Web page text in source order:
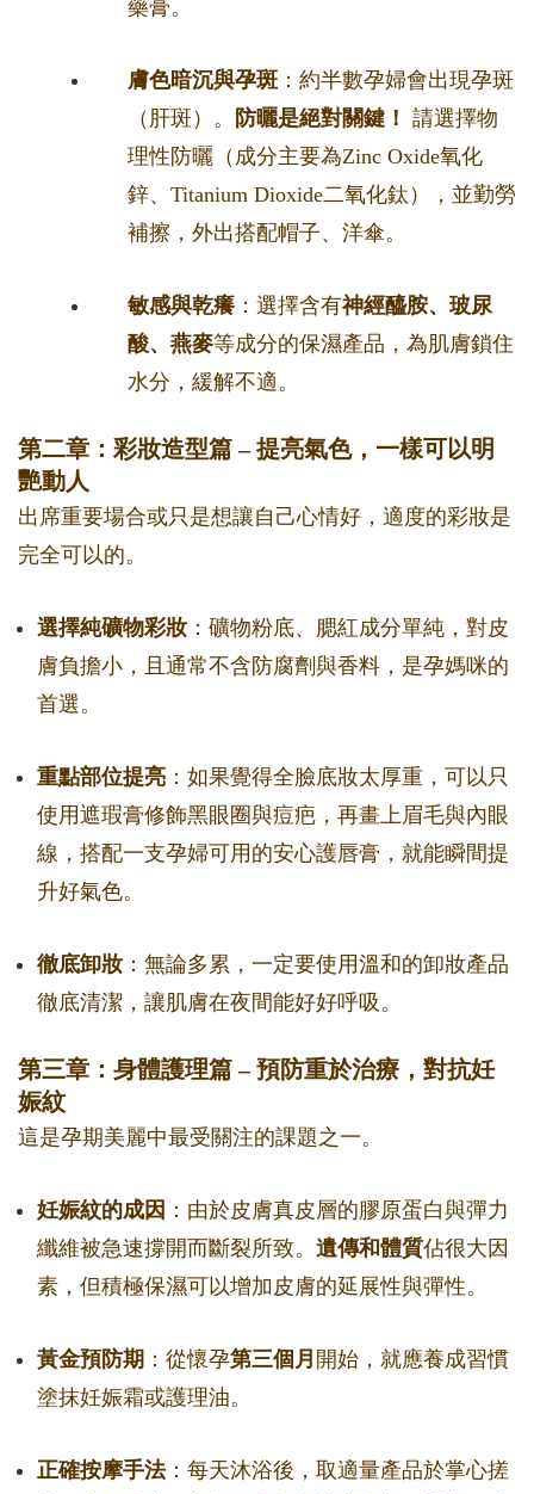
藥膏。
膚色暗沉與孕斑 ：約半數孕婦會出現孕斑
（肝斑）。
防曬是絕對關鍵！ 請選擇物
理性防曬（成分主要為Zinc Oxide氧化
鋅、Titanium Dioxide二氧化鈦），並勤勞
補擦，外出搭配帽子、洋傘。
敏感與乾癢 ：選擇含有神經醯胺、玻尿
酸、燕麥等成分的保濕產品，為肌膚鎖住
水分，緩解不適。
第二章：彩妝造型篇 – 提亮氣色，一樣可以明
艷動人
出席重要場合或只是想讓自己心情好，適度的彩妝是
完全可以的。
選擇純礦物彩妝 ：礦物粉底、腮紅成分單純，對皮
膚負擔小，且通常不含防腐劑與香料，是孕媽咪的
首選。
重點部位提亮 ：如果覺得全臉底妝太厚重，可以只
使用遮瑕膏修飾黑眼圈與痘疤，再畫上眉毛與內眼
線，搭配一支孕婦可用的安心護唇膏，就能瞬間提
升好氣色。
徹底卸妝 ：無論多累，一定要使用溫和的卸妝產品
徹底清潔，讓肌膚在夜間能好好呼吸。
第三章：身體護理篇 – 預防重於治療，對抗妊
娠紋
這是孕期美麗中最受關注的課題之一。
妊娠紋的成因 ：由於皮膚真皮層的膠原蛋白與彈力
纖維被急速撐開而斷裂所致。 遺傳和體質佔很大因
素，但積極保濕可以增加皮膚的延展性與彈性。
黃金預防期 ：從懷孕第三個月 開始，就應養成習慣
塗抹妊娠霜或護理油。
正確按摩手法：每天沐浴後，取適量產品於掌心搓